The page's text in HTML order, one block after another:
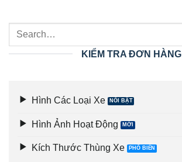
KIỂM TRA ĐƠN HÀNG
Hình Các Loại Xe
Hình Ảnh Hoạt Động
Kích Thước Thùng Xe